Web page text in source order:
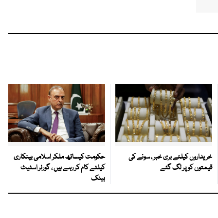
خریداروں کیلئے بری خبر ، سونے کی
قیمتوں کو پر لگ گئے
حکومت کیساتھ ملکر اسلامی بینکاری
کیلئے کام کر رہے ہیں ، گورنر اسٹیٹ
بینک